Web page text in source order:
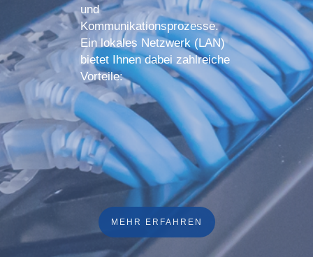
und
Kommunikationsprozesse.
Ein lokales Netzwerk (LAN)
bietet Ihnen dabei zahlreiche
Vorteile:
MEHR ERFAHREN